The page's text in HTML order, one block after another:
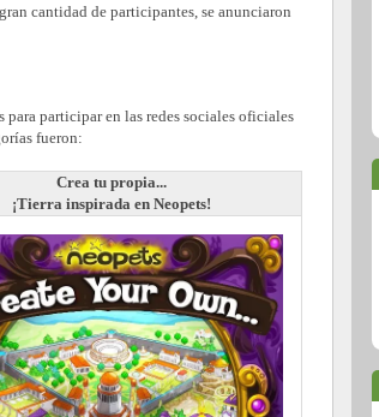
cantidad de participantes, se anunciaron
para participar en las redes sociales oficiales
fueron:
Crea tu propia...
¡Tierra inspirada en Neopets!